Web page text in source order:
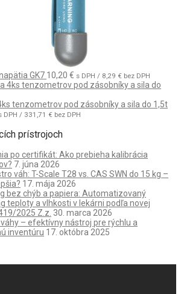
GK7 10,20 € s DPH / 8,29 € bez DPH
tenzometrov pod zásobníky a sila do 1,5t
DPH / 331,71 € bez DPH
prístrojoch
po certifikát: Ako prebieha kalibrácia
7. júna 2026
váh: T-Scale T28 vs. CAS SWN do 15 kg –
17. mája 2026
bez chýb a papiera: Automatizovaný
teploty a vlhkosti v lekárni podľa novej
2025 Z.z. 30. marca 2026
– efektívny nástroj pre rýchlu a
inventúru 17. októbra 2025